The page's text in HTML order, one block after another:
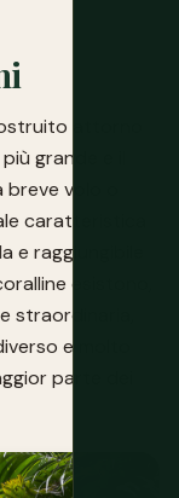
attorno
grande e il
volo o
caratteristica
e raggiungibile
esistono,
straordinaria,
e molto
parte dei